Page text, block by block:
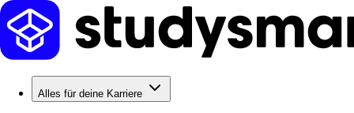
Alles für deine Karriere